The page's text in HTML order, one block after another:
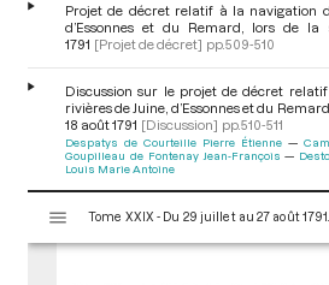
Projet de décret relatif à la navigation
d’Essonnes et du Remard, lors de
1791 [Projet de décret] pp.509-510
Discussion sur le projet de décret
rivières de Juine, d’Essonnes et du
18 août 1791 [Discussion] pp.510-511
Despatys de Courteille Pierre Étienne
Goupilleau de Fontenay Jean-François
Louis Marie Antoine
s
Tome XXIX - Du 29 juillet au 27 août 1791.